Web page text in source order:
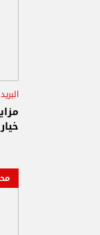
البريد